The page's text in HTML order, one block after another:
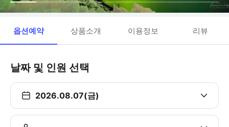
옵션예약 상품소개 이용정보 리뷰
날짜 및 인원 선택
2026.08.07(금)